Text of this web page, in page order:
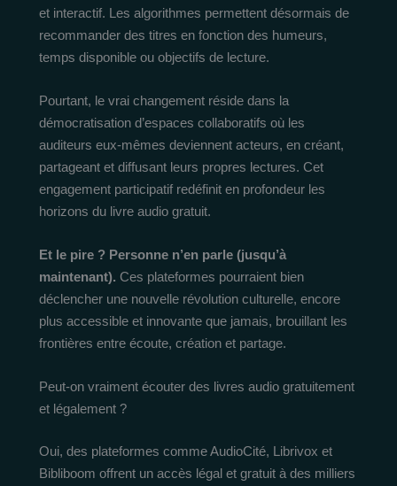
et interactif. Les algorithmes permettent désormais de
recommander des titres en fonction des humeurs,
temps disponible ou objectifs de lecture.
Pourtant, le vrai changement réside dans la
démocratisation d’espaces collaboratifs où les
auditeurs eux-mêmes deviennent acteurs, en créant,
partageant et diffusant leurs propres lectures. Cet
engagement participatif redéfinit en profondeur les
horizons du livre audio gratuit.
Et le pire ? Personne n’en parle (jusqu’à
maintenant). Ces plateformes pourraient bien
déclencher une nouvelle révolution culturelle, encore
plus accessible et innovante que jamais, brouillant les
frontières entre écoute, création et partage.
Peut-on vraiment écouter des livres audio gratuitement
et légalement ?
Oui, des plateformes comme AudioCité, Librivox et
Bibliboom offrent un accès légal et gratuit à des milliers